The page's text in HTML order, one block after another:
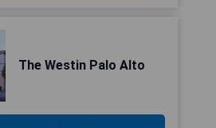
The Westin Palo Alto